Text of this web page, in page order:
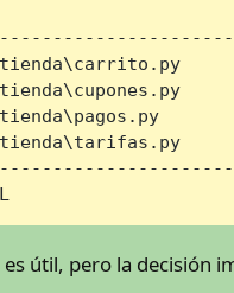
es útil, pero la decisión